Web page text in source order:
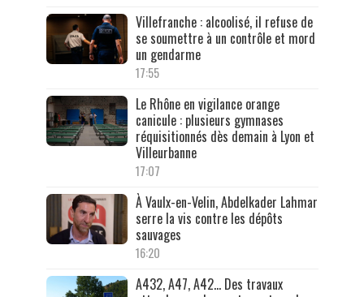
Villefranche : alcoolisé, il refuse de
se soumettre à un contrôle et mord
un gendarme
17:55
Le Rhône en vigilance orange
canicule : plusieurs gymnases
réquisitionnés dès demain à Lyon et
Villeurbanne
17:07
À Vaulx-en-Velin, Abdelkader Lahmar
serre la vis contre les dépôts
sauvages
16:20
A432, A47, A42… Des travaux